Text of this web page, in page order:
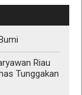
Riau
Tunggakan